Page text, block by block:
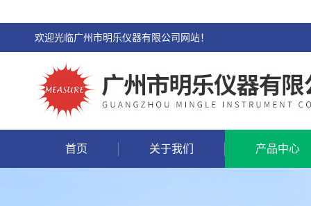
欢迎光临广州市明乐仪器有限公司网站！
首页 关于我们 产品中心